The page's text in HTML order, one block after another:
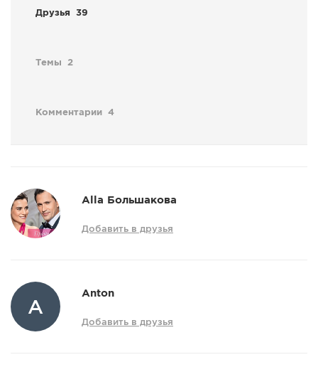
Друзья 39
Темы 2
Комментарии 4
Alla Большакова
Добавить в друзья
A
Anton
Добавить в друзья